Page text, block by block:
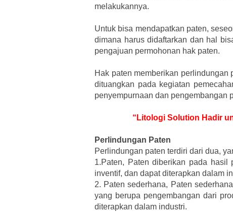
melakukannya.
Untuk bisa mendapatkan paten,
dimana harus didaftarkan dan hal
pengajuan permohonan hak paten.
Hak paten memberikan
dituangkan pada kegiatan
penyempurnaan dan pengembangan
“Litologi Solution Hadir
Perlindungan Paten
Perlindungan paten terdiri dari dua,
1.Paten, Paten diberikan pada hasil
inventif, dan dapat diterapkan dalam
2. Paten sederhana, Paten
yang berupa pengembangan dari
diterapkan dalam industri.